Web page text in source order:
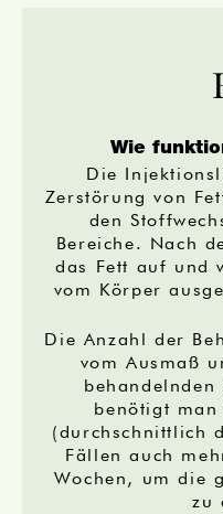
Wie
Die
Zerstörung von
den
Bereiche. Nach
das Fett auf und
vom Körper
Die Anzahl der
vom Ausmaß
benötigt man
(durchschnittlich
Fällen auch
Wochen, um die
zu